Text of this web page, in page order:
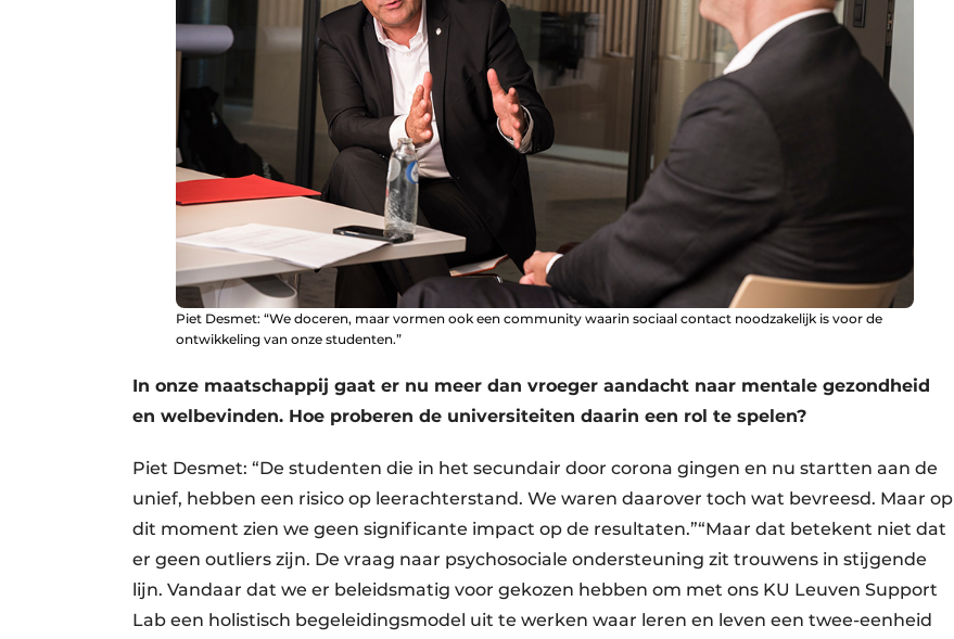
Piet Desmet: “We doceren, maar vormen ook een community waarin sociaal contact noodzakelijk is voor de
ontwikkeling van onze studenten.”
In onze maatschappij gaat er nu meer dan vroeger aandacht naar mentale gezondheid
en welbevinden. Hoe proberen de universiteiten daarin een rol te spelen?
Piet Desmet: “De studenten die in het secundair door corona gingen en nu startten aan de
unief, hebben een risico op leerachterstand. We waren daarover toch wat bevreesd. Maar op
dit moment zien we geen significante impact op de resultaten.”“Maar dat betekent niet dat
er geen outliers zijn. De vraag naar psychosociale ondersteuning zit trouwens in stijgende
lijn. Vandaar dat we er beleidsmatig voor gekozen hebben om met ons KU Leuven Support
Lab een holistisch begeleidingsmodel uit te werken waar leren en leven een twee-eenheid